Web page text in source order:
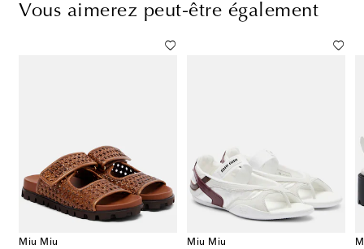
Vous aimerez peut-être également
Miu Miu
Miu Miu